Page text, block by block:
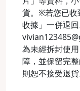
貨。※若您已收
收據」一併退回
為未經拆封使
障，並保留完
則恕不接受退